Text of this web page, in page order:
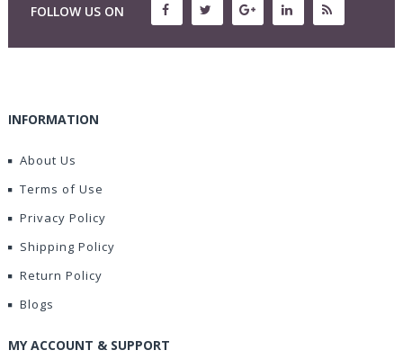
FOLLOW US ON
INFORMATION
About Us
Terms of Use
Privacy Policy
Shipping Policy
Return Policy
Blogs
MY ACCOUNT & SUPPORT